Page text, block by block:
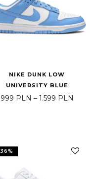
NIKE DUNK LOW
UNIVERSITY BLUE
999 PLN – 1.599 PLN
36%